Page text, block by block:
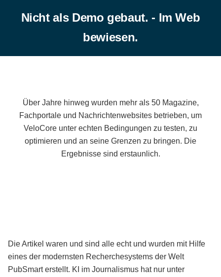
Nicht als Demo gebaut. - Im Web
bewiesen.
Über Jahre hinweg wurden mehr als 50 Magazine,
Fachportale und Nachrichtenwebsites betrieben, um
VeloCore unter echten Bedingungen zu testen, zu
optimieren und an seine Grenzen zu bringen. Die
Ergebnisse sind erstaunlich.
Die Artikel waren und sind alle echt und wurden mit Hilfe
eines der modernsten Recherchesystems der Welt
PubSmart erstellt. KI im Journalismus hat nur unter